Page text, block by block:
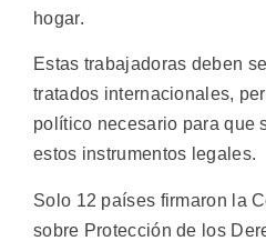
hogar.
Estas trabajadoras deben
tratados internacionales,
político necesario para que
estos instrumentos legales.
Solo 12 países firmaron la
sobre Protección de los